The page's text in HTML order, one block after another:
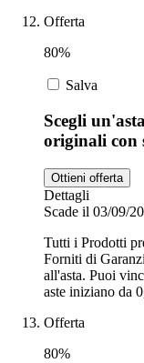
Offerta
80%
Salva
Scegli
originali con
Ottieni offerta
Dettagli
Scade il 03/09/
Tutti i Prodotti
Forniti di
all'asta. Puoi
aste iniziano da
Offerta
80%